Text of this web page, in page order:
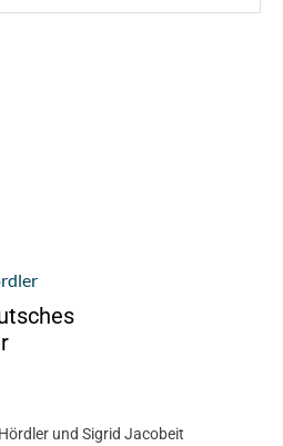
und Sigrid Jacobeit